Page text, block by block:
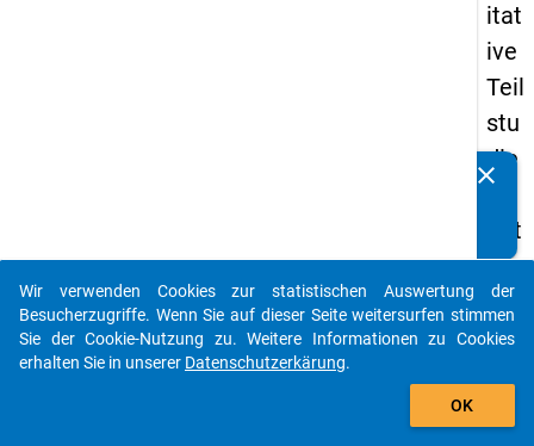
itat
ive
Teil
stu
die
drit
te
We
lle
Details
clear
auto_stories
add_shopping_cart
Wir verwenden Cookies zur statistischen Auswertung der
Besucherzugriffe. Wenn Sie auf dieser Seite weitersurfen stimmen
Sie der Cookie-Nutzung zu. Weitere Informationen zu Cookies
erhalten Sie in unserer Datenschutzerkärung.
OK